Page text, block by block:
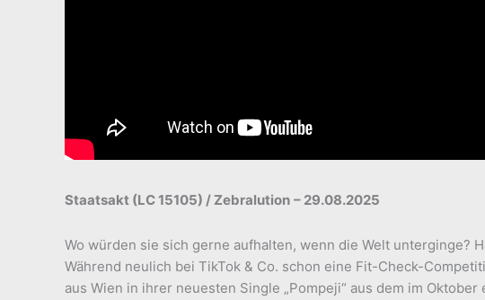
Staatsakt (LC 15105) / Zebralution – 29.08.2025
Wo würden sie sich gerne aufhalten, wenn die Welt unterginge?
Während neulich bei TikTok & Co. schon eine Fit-Check-
aus Wien in ihrer neuesten Single „Pompeji“ aus dem im